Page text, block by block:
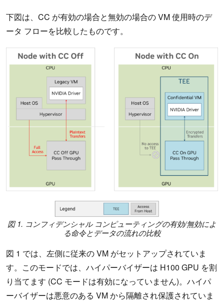
下図は、CC が有効の場合と無効の場合の VM 使用時のデ
ータ フローを比較したものです。
図 1. コンフィデンシャル コンピューティングの有効/無効によ
る命令とデータの流れの比較
図 1 では、左側に従来の VM がセットアップされていま
す。このモードでは、ハイパーバイザーは H100 GPU を割
り当てます (CC モードは有効になっていません)。ハイパ
ーバイザーは悪意のある VM から隔離され保護されていま